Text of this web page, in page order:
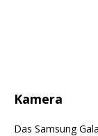
Kamera
Das Samsung